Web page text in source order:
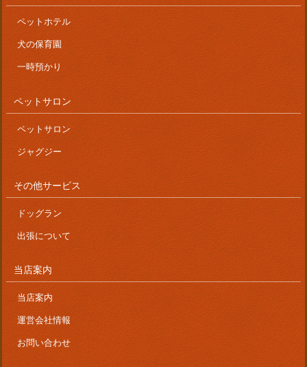
ペットホテル
犬の保育園
一時預かり
ペットサロン
ペットサロン
ジャグジー
その他サービス
ドッグラン
出張について
当店案内
当店案内
運営会社情報
お問い合わせ